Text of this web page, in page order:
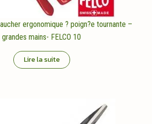
ergonomique ? poign?e tournante –
grandes mains- FELCO 10
Lire la suite